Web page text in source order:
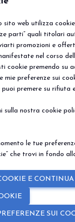
sito web utilizza
parti” quali titolari
promozioni e
nel corso
cookie premendo su
mie preferenze sui
premere su rifiuta
sulla nostra cookie
le tue
che trovi in fondo
E CONTINUA
SUI
VISITA
Perché visitare
Info utili
Area riservata
EVENTI
Eventi e
GROUP SpA - Via
e C.F./P.I.
disclaimer